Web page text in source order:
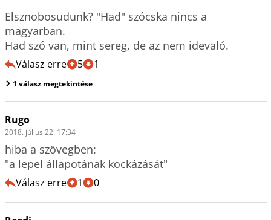
Elsznobosudunk? "Had" szócska nincs a
magyarban.
Had szó van, mint sereg, de az nem idevaló.
Válasz erre 5 1
1 válasz megtekintése
Rugo
2018. július 22. 17:34
hiba a szövegben:
"a lepel állapotának kockázását"
Válasz erre 1 0